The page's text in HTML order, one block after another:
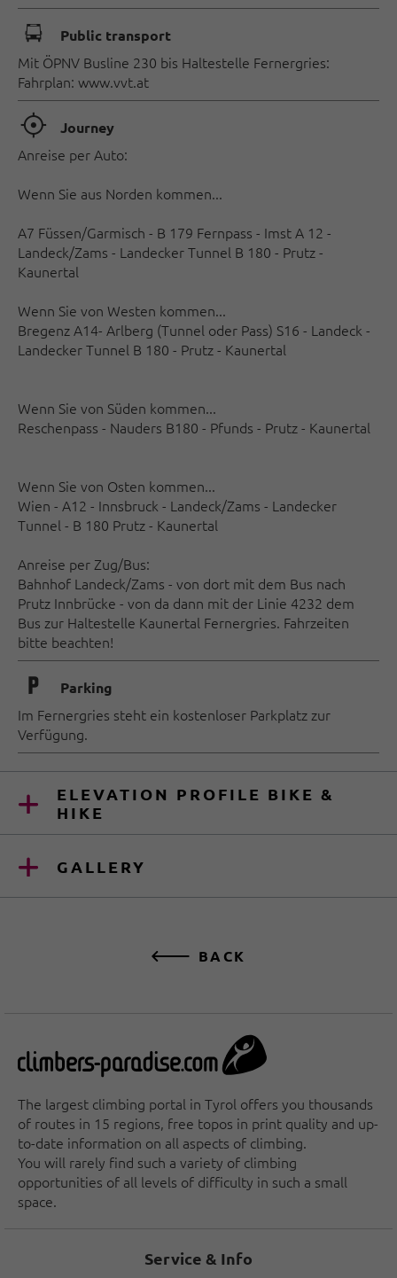
🕞 Public transport
Mit ÖPNV Busline 230 bis Haltestelle Fernergries:
Fahrplan: www.vvt.at
🞞 Journey
Anreise per Auto:
Wenn Sie aus Norden kommen...
A7 Füssen/Garmisch - B 179 Fernpass - Imst A 12 -
Landeck/Zams - Landecker Tunnel B 180 - Prutz -
Kaunertal
Wenn Sie von Westen kommen...
Bregenz A14- Arlberg (Tunnel oder Pass) S16 - Landeck -
Landecker Tunnel B 180 - Prutz - Kaunertal
Wenn Sie von Süden kommen...
Reschenpass - Nauders B180 - Pfunds - Prutz - Kaunertal
Wenn Sie von Osten kommen...
Wien - A12 - Innsbruck - Landeck/Zams - Landecker
Tunnel - B 180 Prutz - Kaunertal
Anreise per Zug/Bus:
Bahnhof Landeck/Zams - von dort mit dem Bus nach
Prutz Innbrücke - von da dann mit der Linie 4232 dem
Bus zur Haltestelle Kaunertal Fernergries. Fahrzeiten
bitte beachten!
🐈 Parking
Im Fernergries steht ein kostenloser Parkplatz zur
Verfügung.
ELEVATION PROFILE BIKE &
HIKE
GALLERY
BACK
The largest climbing portal in Tyrol offers you thousands
of routes in 15 regions, free topos in print quality and up-
to-date information on all aspects of climbing.
You will rarely find such a variety of climbing
opportunities of all levels of difficulty in such a small
space.
Service & Info